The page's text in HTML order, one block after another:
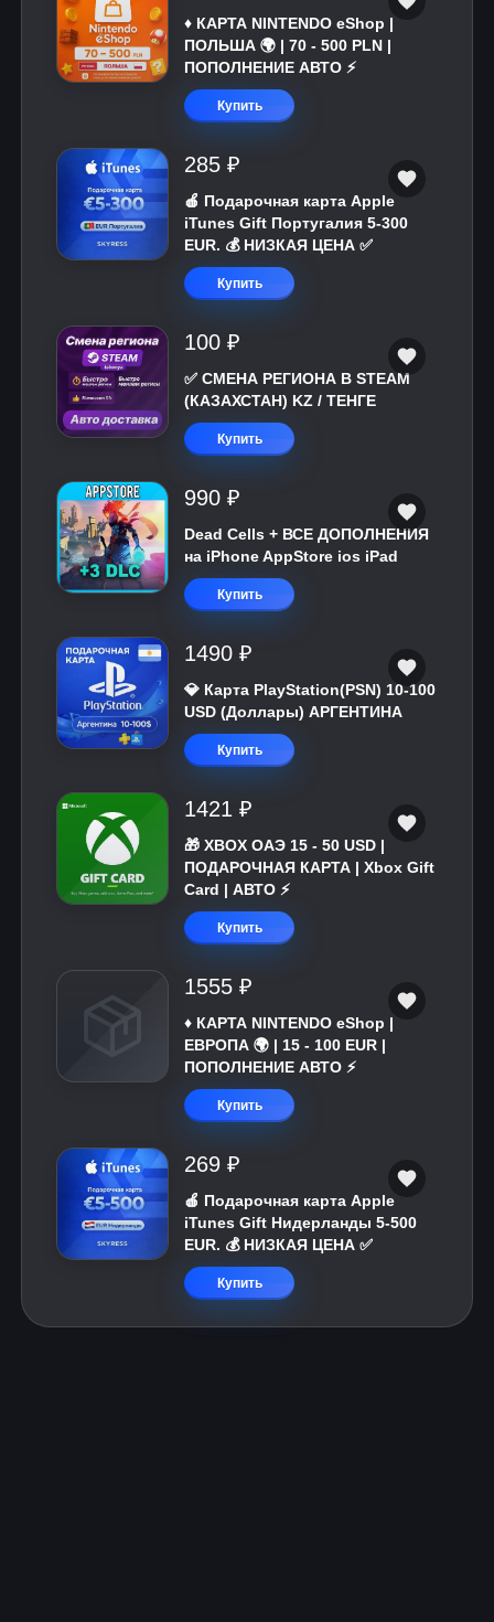
♦️ КАРТА NINTENDO eShop |
ПОЛЬША 🌍 | 70 - 500 PLN |
ПОПОЛНЕНИЕ АВТО ⚡
Купить
285 ₽
🍎 Подарочная карта Apple
iTunes Gift Португалия 5-300
EUR. 💰 НИЗКАЯ ЦЕНА ✅
Купить
100 ₽
✅ СМЕНА РЕГИОНА В STEAM
(КАЗАХСТАН) KZ / ТЕНГЕ
Купить
990 ₽
Dead Cells + ВСЕ ДОПОЛНЕНИЯ
на iPhone AppStore ios iPad
Купить
1490 ₽
💎 Карта PlayStation(PSN) 10-100
USD (Доллары) АРГЕНТИНА
Купить
1421 ₽
🎁 XBOX ОАЭ 15 - 50 USD |
ПОДАРОЧНАЯ КАРТА | Xbox Gift
Card | АВТО ⚡
Купить
1555 ₽
♦️ КАРТА NINTENDO eShop |
ЕВРОПА 🌍 | 15 - 100 EUR |
ПОПОЛНЕНИЕ АВТО ⚡
Купить
269 ₽
🍎 Подарочная карта Apple
iTunes Gift Нидерланды 5-500
EUR. 💰 НИЗКАЯ ЦЕНА ✅
Купить